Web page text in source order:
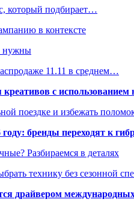
который подбирает…
в контексте
нужны
11.11 в среднем…
с использованием
поездке и избежать
бренды переходят к
Разбираемся в деталях
технику без сезонной
драйвером